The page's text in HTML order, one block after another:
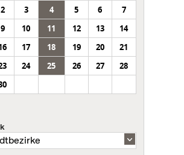
2 3 4 5 6
7
9 10 11 12 13
14
17 18 19 20
21
24 25 26 27
28